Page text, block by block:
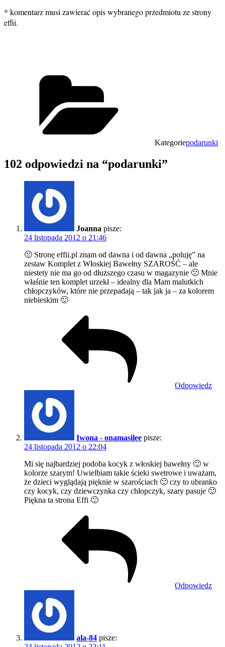
* komentarz musi zawierać opis wybranego przedmiotu ze strony
effii.
Kategoriepodarunki
102 odpowiedzi na “podarunki”
Joanna pisze:
24 listopada 2012 o 21:46
🙂 Stronę effii.pl znam od dawna i od dawna „poluję” na
zestaw Komplet z Włoskiej Bawełny SZAROŚĆ – ale
niestety nie ma go od dłuższego czasu w magazynie 🙁 Mnie
właśnie ten komplet urzekł – idealny dla Mam malutkich
chłopczyków, które nie przepadają – tak jak ja – za kolorem
niebieskim 🙂
Odpowiedz
Iwona - onamasilee pisze:
24 listopada 2012 o 22:04
Mi się najbardziej podoba kocyk z włoskiej bawełny 🙂 w
kolorze szarym! Uwielbiam takie ścieki swetrowe i uważam,
że dzieci wyglądają pięknie w szarościach 🙂 czy to ubranko
czy kocyk, czy dziewczynka czy chłopczyk, szary pasuje 🙂
Piękna ta strona Effi 🙂
Odpowiedz
ala-84 pisze: